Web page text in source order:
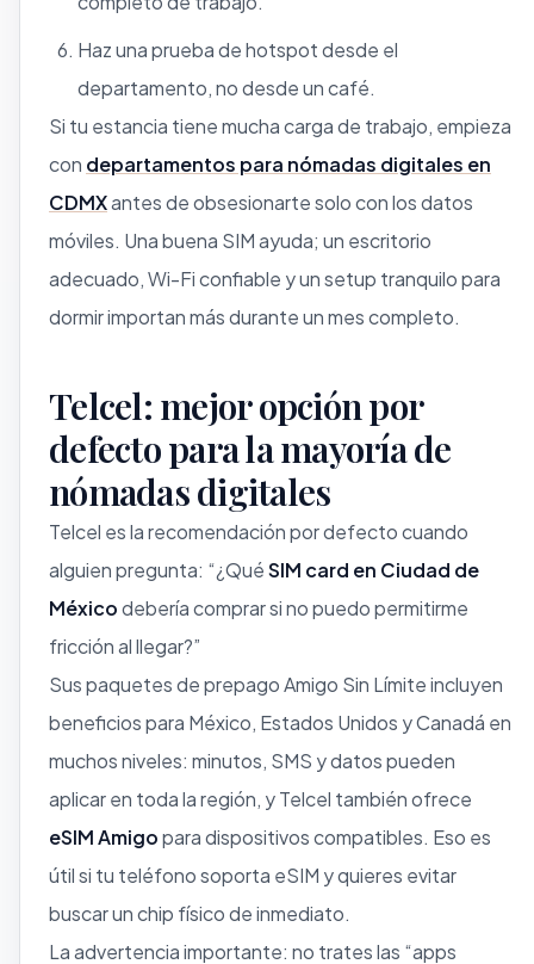
Haz una prueba de hotspot desde el
departamento, no desde un café.
Si tu estancia tiene mucha carga de trabajo, empieza
con departamentos para nómadas digitales en
CDMXantes de obsesionarte solo con los datos
móviles. Una buena SIM ayuda; un escritorio
adecuado, Wi-Fi confiable y un setup tranquilo para
dormir importan más durante un mes completo.
Telcel: mejor opción por
defecto para la mayoría de
nómadas digitales
Telcel es la recomendación por defecto cuando
alguien pregunta: “¿QuéSIM card en Ciudad de
Méxicodebería comprar si no puedo permitirme
fricción al llegar?”
Sus paquetes de prepago Amigo Sin Límite incluyen
beneficios para México, Estados Unidos y Canadá en
muchos niveles: minutos, SMS y datos pueden
aplicar en toda la región, y Telcel también ofrece
eSIM Amigopara dispositivos compatibles. Eso es
útil si tu teléfono soporta eSIM y quieres evitar
buscar un chip físico de inmediato.
La advertencia importante: no trates las “apps